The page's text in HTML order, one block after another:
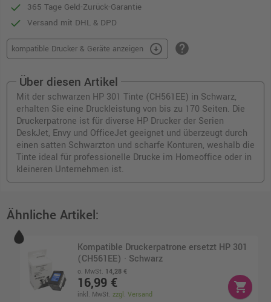
365 Tage Geld-Zurück-Garantie
Versand mit DHL & DPD
kompatible Drucker & Geräte anzeigen arrow_circle_down help
Über diesen Artikel
Mit der schwarzen HP 301 Tinte (CH561EE) in Schwarz,
erhalten Sie eine Druckleistung von bis zu 170 Seiten. Die
Druckerpatrone ist für diverse HP Drucker der Serien
DeskJet, Envy und OfficeJet geeignet und überzeugt durch
einen satten Schwarzton und scharfe Konturen, weshalb die
Tinte ideal für professionelle Drucke im Homeoffice oder in
kleineren Unternehmen ist.
Ähnliche Artikel:
Kompatible Druckerpatrone ersetzt HP 301
(CH561EE) · Schwarz
o. MwSt. 14,28 €
16,99 €
inkl. MwSt.zzgl. Versand
shopping_cart